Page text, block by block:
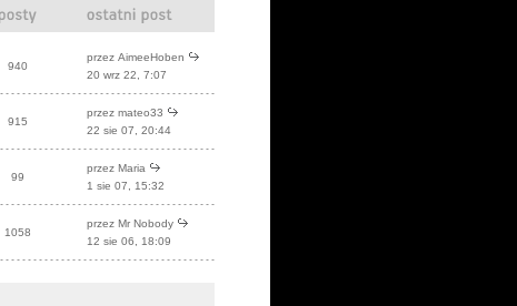
940
przez AimeeHoben
20 wrz 22, 7:07
915
przez mateo33
22 sie 07, 20:44
99
przez Maria
1 sie 07, 15:32
1058
przez Mr Nobody
12 sie 06, 18:09